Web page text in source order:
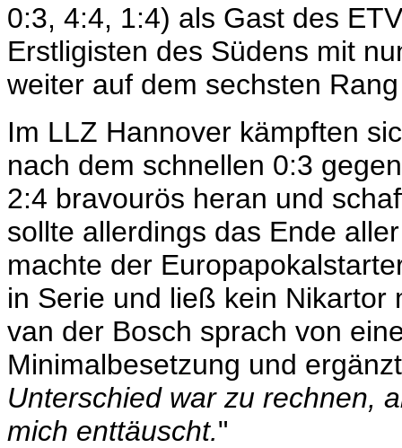
0:3, 4:4, 1:4) als Gast des
Erstligisten des Südens mit
weiter auf dem sechsten
Im LLZ Hannover kämpften
nach dem schnellen 0:3
2:4 bravourös heran und
sollte allerdings das Ende
machte der
in Serie und ließ kein Nikartor
van der Bosch sprach von
Minimalbesetzung und
Unterschied war zu rechnen,
mich enttäuscht."